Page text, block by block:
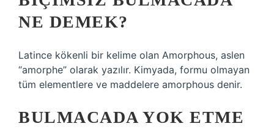
NE DEMEK?
Latince kökenli bir kelime olan Amorphous, aslen
“amorphe” olarak yazılır. Kimyada, formu olmayan
tüm elementlere ve maddelere amorphous denir.
BULMACADA YOK ETME